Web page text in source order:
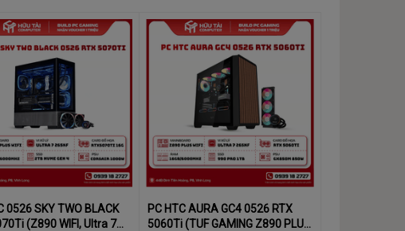
0526 SKY TWO BLACK
WIFI, Ultra 7
PC HTC AURA GC4 0526 RTX
5060Ti (TUF GAMING Z890 PLUS